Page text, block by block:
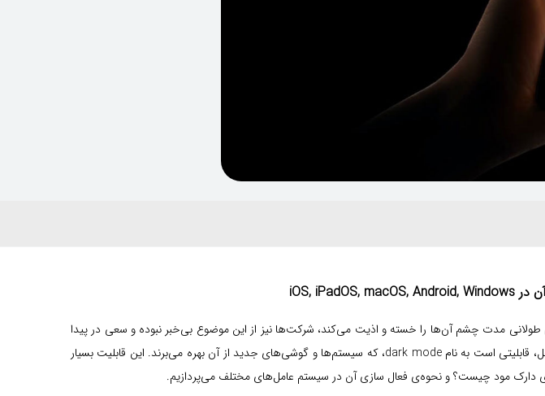
طولانی مدت چشم آن‌ها را خسته و اذیت می‌کند، شرکت‌ها نیز از این موضوع بی‌خبر نبوده و سعی در پیدا
کردن راه‌حلی برای برطرف کردن این مشکل بوده‌اند، تا درنتیجه راه‌حلی برای این مشکل پیدا کردند؛ آن راه‌حل، قابلیتی است به نام dark mode، که سیستم‌ها و گوشی‌های جدید از آن بهره می‌برند. این قابلیت بسیار
دارک مود چیست؟ و نحوه‌ی فعال سازی آن در سیستم عامل‌های مختلف می‌پردازیم.